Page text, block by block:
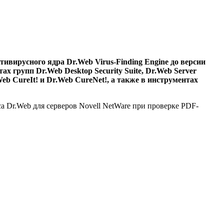
ядра Dr.Web Virus-Finding Engine до версии
групп Dr.Web Desktop Security Suite, Dr.Web Server
CureIt! и Dr.Web CureNet!, а также в инструментах
для серверов Novell NetWare при проверке PDF-